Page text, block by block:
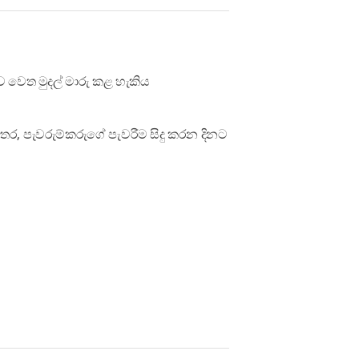
වෙත මුදල් මාරු කළ හැකිය
පැවරුම්කරුගේ පැවරීම සිදු කරන දිනට